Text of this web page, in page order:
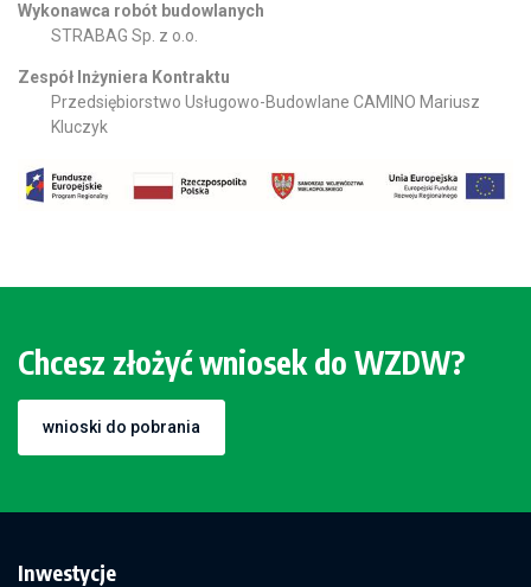
Wykonawca robót budowlanych
STRABAG Sp. z o.o.
Zespół Inżyniera Kontraktu
Przedsiębiorstwo Usługowo-Budowlane CAMINO Mariusz
Kluczyk
Chcesz złożyć wniosek do WZDW?
wnioski do pobrania
Inwestycje